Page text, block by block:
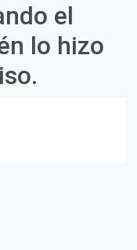
el
lo hizo